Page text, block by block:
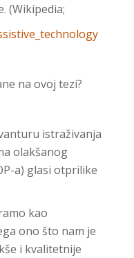
(Wikipedia;
na ovoj tezi?
istraživanja
olakšanog
a) glasi otprilike
kao
ono što nam je
i kvalitetnije